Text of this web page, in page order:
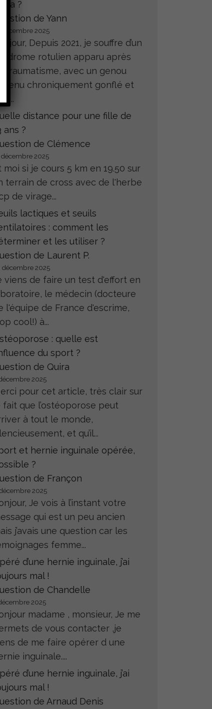
?
de Yann
décembre 2025
Depuis 2021, je souffre d’un
rotulien apparu après
traumatisme, avec un genou
chroniquement gonflé et
distance pour une fille de
ans ?
de Clémence
décembre 2025
moi si je cours 5 km en 19.50 sur
terrain de cross avec de l'herbe
de virage...
lactiques et seuils
: comment les
et les utiliser ?
de Laurent P.
décembre 2025
viens de faire un test d'effort en
le médecin (docteure
l'équipe de France d'escrime,
cool!) à...
: quelle est
du sport ?
de Quira
2025
pour cet article, très clair sur
fait que l’ostéoporose peut
à tout le monde,
et qu’il...
et hernie inguinale opérée,
?
de Françon
2025
Je vois à l’instant votre
qui est un peu ancien
j’avais une question car les
femme...
d’une hernie inguinale, j’ai
mal !
de Chandelle
2025
madame , monsieur, Je me
de vous contacter ,je
de me faire opérer d une
inguinale....
d’une hernie inguinale, j’ai
mal !
de Arnaud Denis